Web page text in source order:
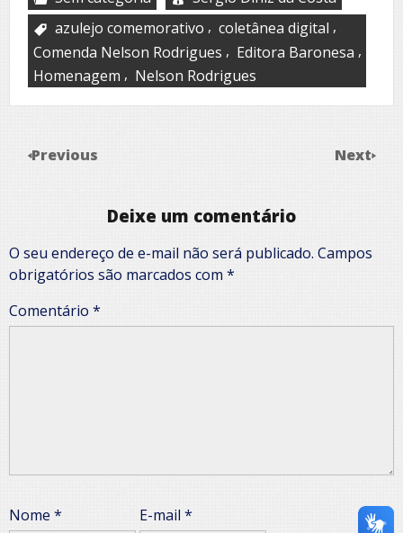
azulejo comemorativo , coletânea digital ,
Comenda Nelson Rodrigues , Editora Baronesa ,
Homenagem , Nelson Rodrigues
Previous Next
Deixe um comentário
O seu endereço de e-mail não será publicado. Campos
obrigatórios são marcados com *
Comentário *
Nome * E-mail*